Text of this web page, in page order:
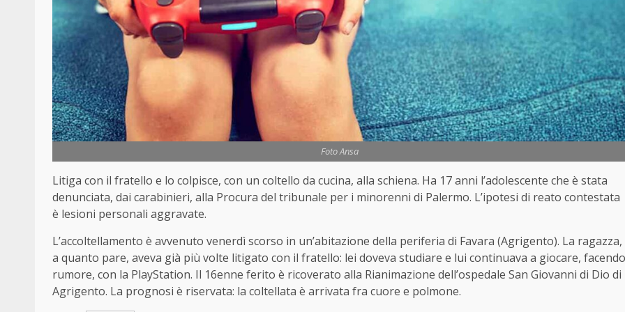
Foto Ansa
Litiga con il fratello e lo colpisce, con un coltello da cucina, alla schiena. Ha 17 anni l’adolescente che è stata
denunciata, dai carabinieri, alla Procura del tribunale per i minorenni di Palermo. L’ipotesi di reato contestata
è lesioni personali aggravate.
L’accoltellamento è avvenuto venerdì scorso in un’abitazione della periferia di Favara (Agrigento). La ragazza,
a quanto pare, aveva già più volte litigato con il fratello: lei doveva studiare e lui continuava a giocare, facendo
rumore, con la PlayStation. Il 16enne ferito è ricoverato alla Rianimazione dell’ospedale San Giovanni di Dio di
Agrigento. La prognosi è riservata: la coltellata è arrivata fra cuore e polmone.